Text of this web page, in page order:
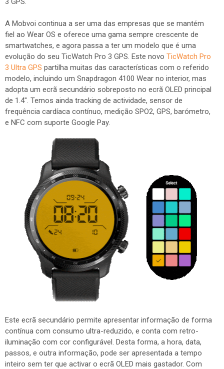
A Mobvoi continua a ser uma das empresas que se mantém
fiel ao Wear OS e oferece uma gama sempre crescente de
smartwatches, e agora passa a ter um modelo que é uma
evolução do seu TicWatch Pro 3 GPS. Este novo TicWatch Pro
3 Ultra GPS partilha muitas das características com o referido
modelo, incluindo um Snapdragon 4100 Wear no interior, mas
adopta um ecrã secundário sobreposto no ecrã OLED principal
de 1.4". Temos ainda tracking de actividade, sensor de
frequência cardíaca contínuo, medição SPO2, GPS, barómetro,
e NFC com suporte Google Pay.
Este ecrã secundário permite apresentar informação de forma
contínua com consumo ultra-reduzido, e conta com retro-
iluminação com cor configurável. Desta forma, a hora, data,
passos, e outra informação, pode ser apresentada a tempo
inteiro sem ter que activar o ecrã OLED mais gastador. Com